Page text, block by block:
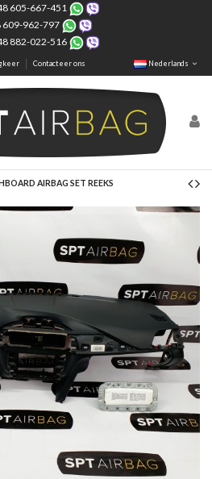
605-667-451
609-962-797
882-022-516
Contacteer ons Nederlands
AIRBAG SET REEKS